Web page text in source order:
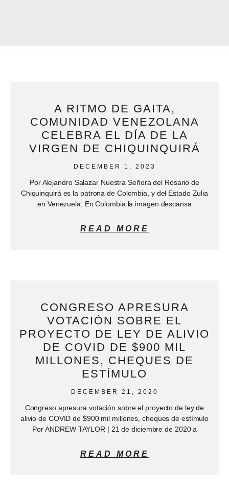
A RITMO DE GAITA,
COMUNIDAD VENEZOLANA
CELEBRA EL DÍA DE LA
VIRGEN DE CHIQUINQUIRÁ
DECEMBER 1, 2023
Por Alejandro Salazar Nuestra Señora del Rosario de
Chiquinquirá es la patrona de Colombia, y del Estado Zulia
en Venezuela. En Colombia la imagen descansa
READ MORE
CONGRESO APRESURA
VOTACIÓN SOBRE EL
PROYECTO DE LEY DE ALIVIO
DE COVID DE $900 MIL
MILLONES, CHEQUES DE
ESTÍMULO
DECEMBER 21, 2020
Congreso apresura votación sobre el proyecto de ley de
alivio de COVID de $900 mil millones, cheques de estímulo
Por ANDREW TAYLOR | 21 de diciembre de 2020 a
READ MORE